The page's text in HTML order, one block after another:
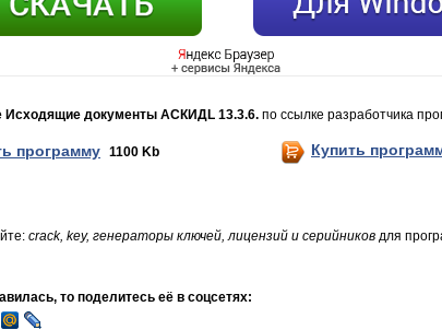
Исходящие документы АСКИДL 13.3.6. по ссылке разработчика
программу 1100 Kb Купить
crack, key, генераторы ключей, лицензий и серийников для
то поделитесь её в соцсетях: